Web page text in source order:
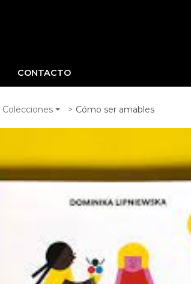
CONTACTO
Colecciones Cómo ser amables